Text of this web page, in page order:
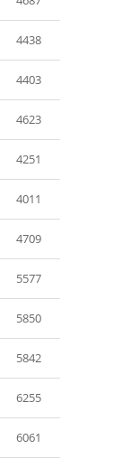
4438
4403
4623
4251
4011
4709
5577
5850
5842
6255
6061